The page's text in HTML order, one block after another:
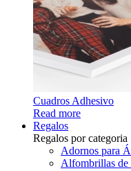
Cuadros Adhesivo
Read more
Regalos
Regalos por categoria
Adornos para
Alfombrillas de